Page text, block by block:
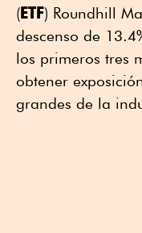
(ETF) Roundhill
descenso de
los primeros tres
obtener
grandes de la